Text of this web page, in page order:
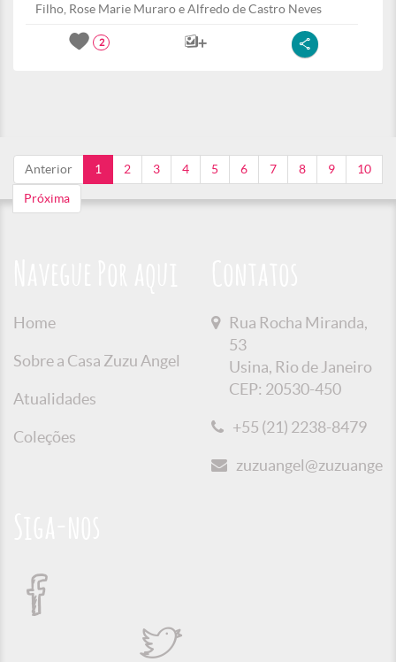
Filho, Rose Marie Muraro e Alfredo de Castro Neves
2
Anterior 1 2 3 4 5 6 7 8 9 10
Próxima
Home
Sobre a Casa Zuzu Angel
Atualidades
Coleções
Rua Rocha Miranda,
53
Usina, Rio de Janeiro
CEP: 20530-450
+55 (21) 2238-8479